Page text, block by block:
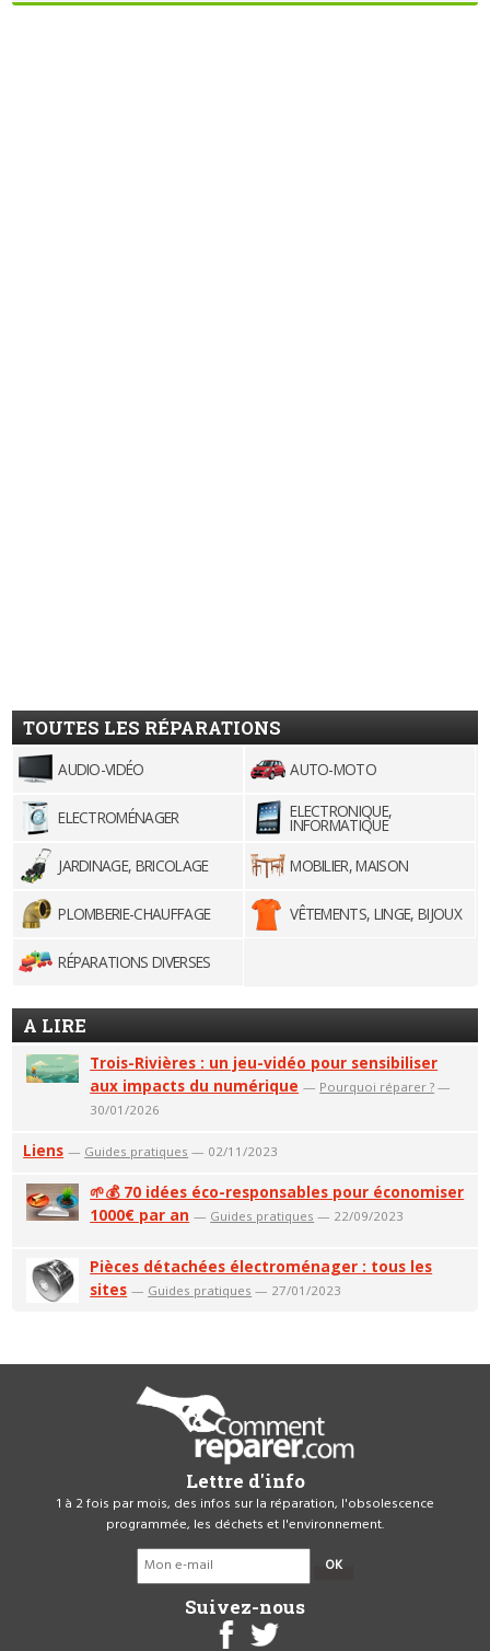
TOUTES LES RÉPARATIONS
AUDIO-VIDÉO AUTO-MOTO
ELECTROMÉNAGER ELECTRONIQUE,
INFORMATIQUE
JARDINAGE, BRICOLAGE
MOBILIER, MAISON
PLOMBERIE-CHAUFFAGE VÊTEMENTS, LINGE, BIJOUX
RÉPARATIONS DIVERSES
A LIRE
Trois-Rivières : un jeu-vidéo pour sensibiliser
aux impacts du numérique — Pourquoi réparer ? —
30/01/2026
Liens — Guides pratiques — 02/11/2023
🌱💰 70 idées éco-responsables pour économiser
1000€ par an — Guides pratiques — 22/09/2023
Pièces détachées électroménager : tous les
sites — Guides pratiques — 27/01/2023
Lettre d'info
1 à 2 fois par mois, des infos sur la réparation, l'obsolescence
programmée, les déchets et l'environnement.
OK
Suivez-nous